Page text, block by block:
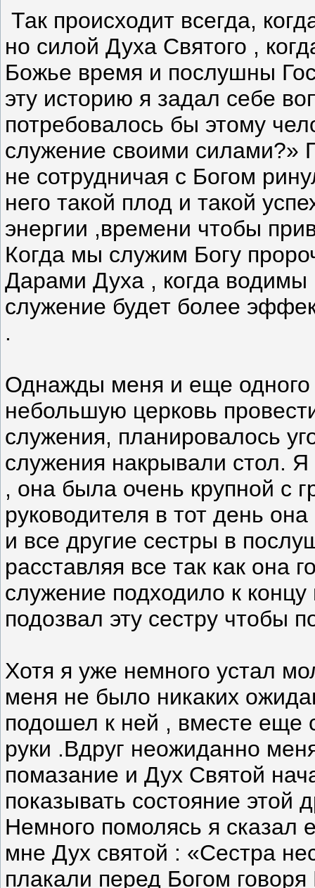
Так происходит всегда,
но силой Духа Святого ,
Божье время и послушны
эту историю я задал себе
потребовалось бы этому
служение своими силами?»
не сотрудничая с Богом
него такой плод и такой
энергии ,времени чтобы
Когда мы служим Богу
Дарами Духа , когда
служение будет более
.
Однажды меня и еще одного
небольшую церковь
служения, планировалось
служения накрывали стол.
, она была очень крупной с
руководителя в тот день
и все другие сестры в
расставляя все так как она
служение подходило к
подозвал эту сестру чтобы
Хотя я уже немного устал
меня не было никаких
подошел к ней , вместе еще
руки .Вдруг неожиданно
помазание и Дух Святой
показывать состояние этой
Немного помолясь я сказал
мне Дух святой : «Сестра
плакали перед Богом